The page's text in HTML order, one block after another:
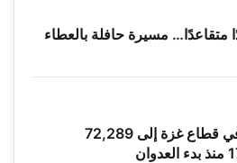
متقاعدًا… مسيرة حافلة بالعطاء
ارتفاع حصيلة الشهداء في قطاع غزة إلى 72,289